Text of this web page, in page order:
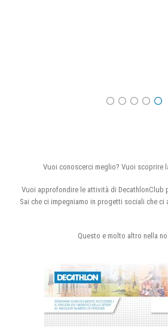
Vuoi conoscerci meglio? Vuoi scoprire
Vuoi approfondire le attività di DecathlonClub
Sai che ci impegniamo in progetti sociali che
Questo e molto altro nella